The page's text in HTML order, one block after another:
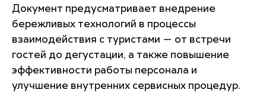
Документ предусматривает внедрение
бережливых технологий в процессы
взаимодействия с туристами — от встречи
гостей до дегустации, а также повышение
эффективности работы персонала и
улучшение внутренних сервисных процедур.